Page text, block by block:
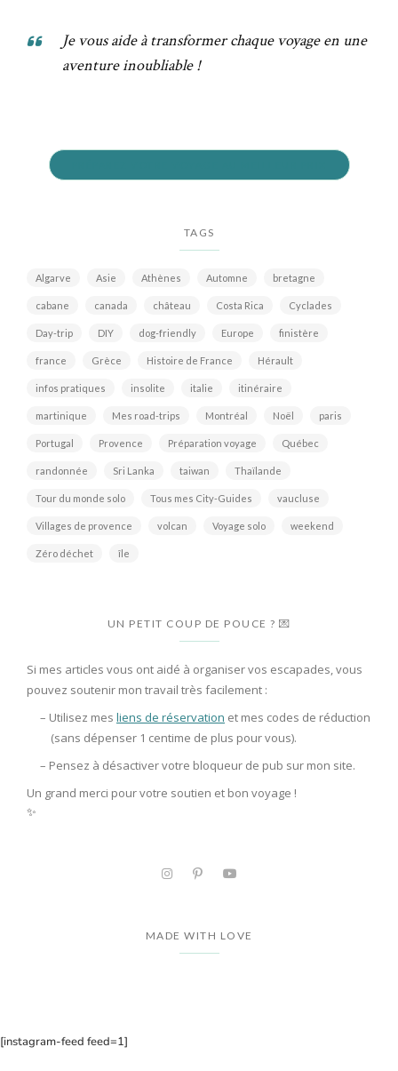
Je vous aide à transformer chaque voyage en une
aventure inoubliable !
TAGS
Algarve Asie Athènes Automne bretagne
cabane canada château Costa Rica Cyclades
Day-trip DIY dog-friendly Europe finistère
france Grèce Histoire de France Hérault
infos pratiques insolite italie itinéraire
martinique Mes road-trips Montréal Noël paris
Portugal Provence Préparation voyage Québec
randonnée Sri Lanka taiwan Thaïlande
Tour du monde solo Tous mes City-Guides vaucluse
Villages de provence volcan Voyage solo weekend
Zéro déchet île
UN PETIT COUP DE POUCE ? 💌
Si mes articles vous ont aidé à organiser vos escapades, vous
pouvez soutenir mon travail très facilement :
– Utilisez mes liens de réservation et mes codes de réduction
(sans dépenser 1 centime de plus pour vous).
– Pensez à désactiver votre bloqueur de pub sur mon site.
Un grand merci pour votre soutien et bon voyage !
✨
MADE WITH LOVE
[instagram-feed feed=1]